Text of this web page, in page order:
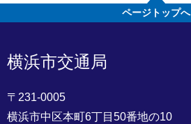
ページトップへ
横浜市交通局
〒231-0005
横浜市中区本町6丁目50番地の10